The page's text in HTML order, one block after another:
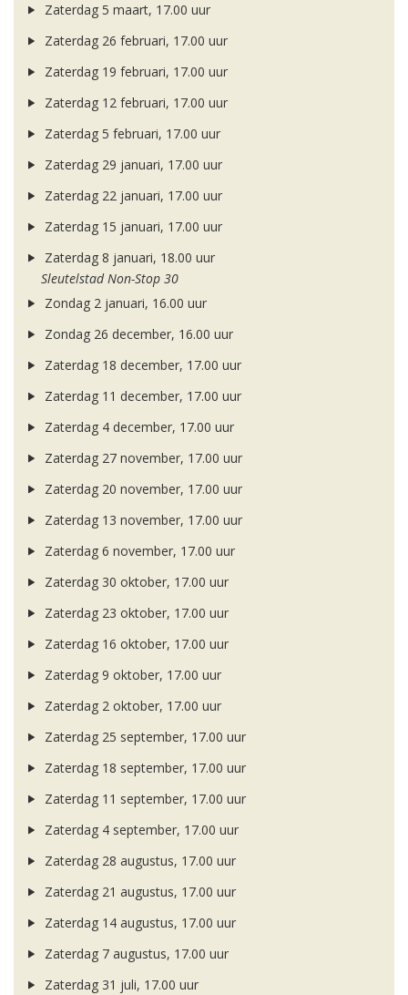
Zaterdag 5 maart, 17.00 uur
Zaterdag 26 februari, 17.00 uur
Zaterdag 19 februari, 17.00 uur
Zaterdag 12 februari, 17.00 uur
Zaterdag 5 februari, 17.00 uur
Zaterdag 29 januari, 17.00 uur
Zaterdag 22 januari, 17.00 uur
Zaterdag 15 januari, 17.00 uur
Zaterdag 8 januari, 18.00 uur
Sleutelstad Non-Stop 30
Zondag 2 januari, 16.00 uur
Zondag 26 december, 16.00 uur
Zaterdag 18 december, 17.00 uur
Zaterdag 11 december, 17.00 uur
Zaterdag 4 december, 17.00 uur
Zaterdag 27 november, 17.00 uur
Zaterdag 20 november, 17.00 uur
Zaterdag 13 november, 17.00 uur
Zaterdag 6 november, 17.00 uur
Zaterdag 30 oktober, 17.00 uur
Zaterdag 23 oktober, 17.00 uur
Zaterdag 16 oktober, 17.00 uur
Zaterdag 9 oktober, 17.00 uur
Zaterdag 2 oktober, 17.00 uur
Zaterdag 25 september, 17.00 uur
Zaterdag 18 september, 17.00 uur
Zaterdag 11 september, 17.00 uur
Zaterdag 4 september, 17.00 uur
Zaterdag 28 augustus, 17.00 uur
Zaterdag 21 augustus, 17.00 uur
Zaterdag 14 augustus, 17.00 uur
Zaterdag 7 augustus, 17.00 uur
Zaterdag 31 juli, 17.00 uur